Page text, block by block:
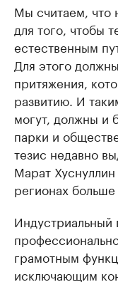
Мы считаем, что
для того, чтобы
естественным
Для этого
притяжения,
развитию. И
могут, должны и
парки и
тезис недавно
Марат
регионах
грамотным
исключающим